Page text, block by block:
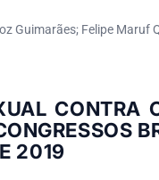
Guimarães; Felipe Maruf
CONTRA
2019